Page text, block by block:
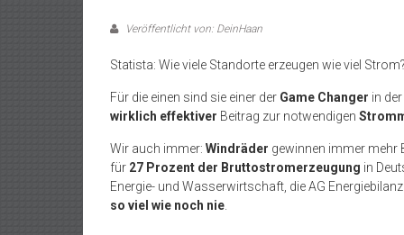
Veröffentlicht von: DeinHaan
Statista: Wie viele Standorte erzeugen wie viel Strom?
Für die einen sind sie einer der Game Changer in der
wirklich effektiver Beitrag zur notwendigen
Wir auch immer: Windräder gewinnen immer mehr
für 27 Prozent der Bruttostromerzeugung in
Energie- und Wasserwirtschaft, die AG
so viel wie noch nie